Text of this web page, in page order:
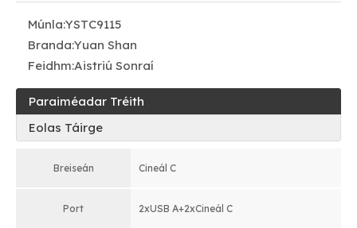
Múnla:YSTC9115
Branda:Yuan Shan
Feidhm:Aistriú Sonraí
Paraiméadar Tréith
Eolas Táirge
Breiseán Cineál C
Port 2xUSB A+2xCineál C